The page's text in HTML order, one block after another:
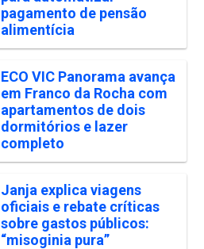
pagamento de pensão
alimentícia
ECO VIC Panorama avança
em Franco da Rocha com
apartamentos de dois
dormitórios e lazer
completo
Janja explica viagens
oficiais e rebate críticas
sobre gastos públicos:
“misoginia pura”